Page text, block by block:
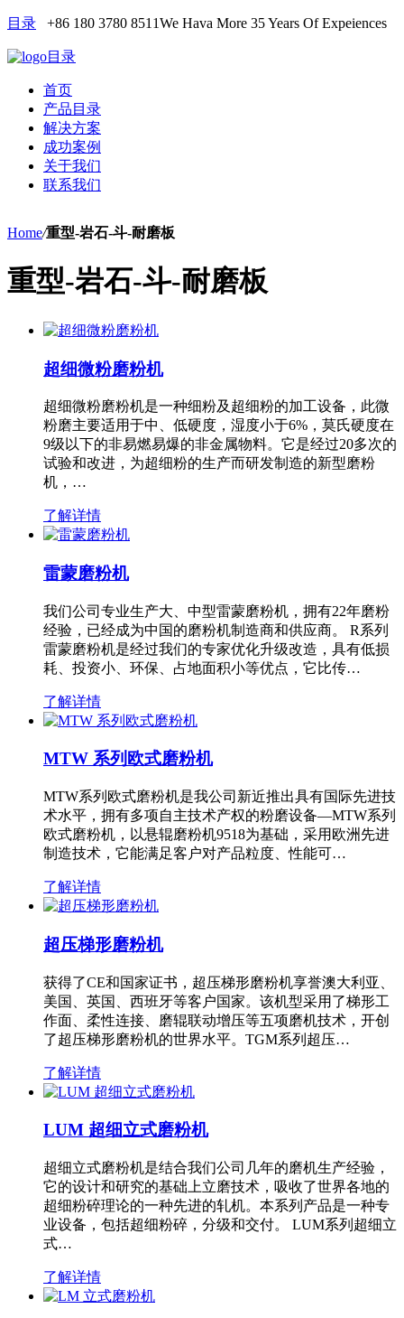
目录 +86 180 3780 8511We Hava More 35 Years Of Expeiences
目录
首页
产品目录
解决方案
成功案例
关于我们
联系我们
Home/重型-岩石-斗-耐磨板
重型-岩石-斗-耐磨板
超细微粉磨粉机
超细微粉磨粉机是一种细粉及超细粉的加工设备，此微
粉磨主要适用于中、低硬度，湿度小于6%，莫氏硬度在
9级以下的非易燃易爆的非金属物料。它是经过20多次的
试验和改进，为超细粉的生产而研发制造的新型磨粉
机，…
了解详情
雷蒙磨粉机
我们公司专业生产大、中型雷蒙磨粉机，拥有22年磨粉
经验，已经成为中国的磨粉机制造商和供应商。 R系列
雷蒙磨粉机是经过我们的专家优化升级改造，具有低损
耗、投资小、环保、占地面积小等优点，它比传…
了解详情
MTW 系列欧式磨粉机
MTW系列欧式磨粉机是我公司新近推出具有国际先进技
术水平，拥有多项自主技术产权的粉磨设备—MTW系列
欧式磨粉机，以悬辊磨粉机9518为基础，采用欧洲先进
制造技术，它能满足客户对产品粒度、性能可…
了解详情
超压梯形磨粉机
获得了CE和国家证书，超压梯形磨粉机享誉澳大利亚、
美国、英国、西班牙等客户国家。该机型采用了梯形工
作面、柔性连接、磨辊联动增压等五项磨机技术，开创
了超压梯形磨粉机的世界水平。TGM系列超压…
了解详情
LUM 超细立式磨粉机
超细立式磨粉机是结合我们公司几年的磨机生产经验，
它的设计和研究的基础上立磨技术，吸收了世界各地的
超细粉碎理论的一种先进的轧机。本系列产品是一种专
业设备，包括超细粉碎，分级和交付。 LUM系列超细立
式…
了解详情